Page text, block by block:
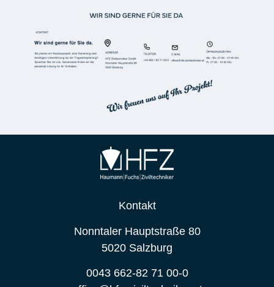
Kontakt
Nonntaler Hauptstraße 80
5020 Salzburg
0043 662-82 71 00-0